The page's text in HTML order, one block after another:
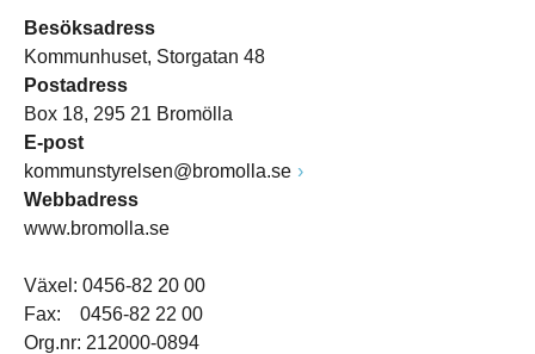
Besöksadress
Kommunhuset, Storgatan 48
Postadress
Box 18, 295 21 Bromölla
E-post
kommunstyrelsen@bromolla.se
Webbadress
www.bromolla.se
Växel: 0456-82 20 00
Fax: 0456-82 22 00
Org.nr: 212000-0894